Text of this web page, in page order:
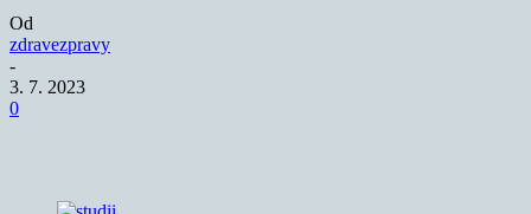
Od
zdravezpravy
-
3. 7. 2023
0